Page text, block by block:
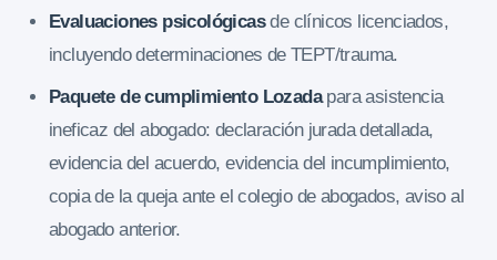
Evaluaciones psicológicasde clínicos licenciados,
incluyendo determinaciones de TEPT/trauma.
Paquete de cumplimiento Lozadapara asistencia
ineficaz del abogado: declaración jurada detallada,
evidencia del acuerdo, evidencia del incumplimiento,
copia de la queja ante el colegio de abogados, aviso al
abogado anterior.